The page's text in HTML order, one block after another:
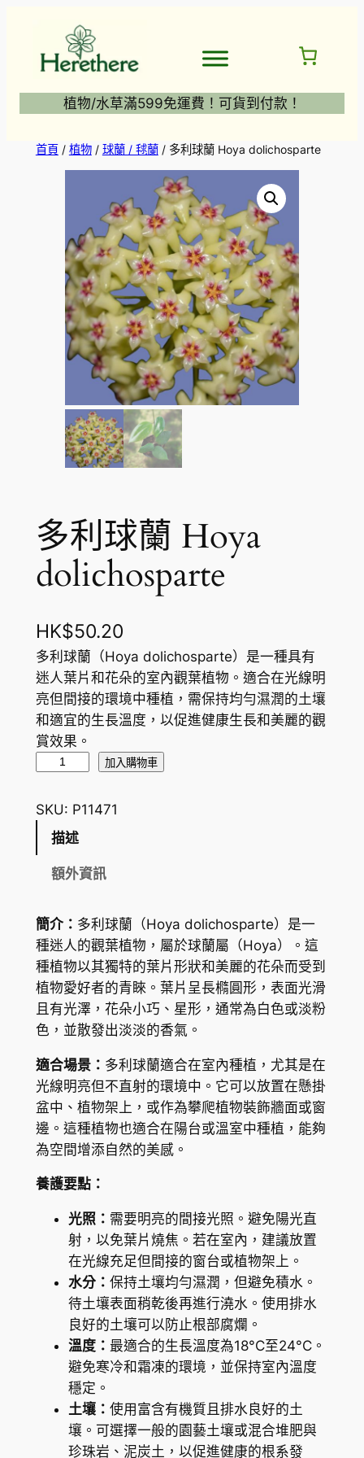
植物/水草滿599免運費！可貨到付款！
首頁/ 植物/ 球蘭 / 毬蘭/ 多利球蘭 Hoya dolichosparte
多利球蘭 Hoya
dolichosparte
HK$50.20
多利球蘭（Hoya dolichosparte）是一種具有
迷人葉片和花朵的室內觀葉植物。適合在光線明
亮但間接的環境中種植，需保持均勻濕潤的土壤
和適宜的生長溫度，以促進健康生長和美麗的觀
賞效果。
球
蘭
d
o
l
i
c
h
o
s
p
a
r
e
加入購物車
SKU: P11471
描述
額外資訊
簡介： 多利球蘭（Hoya dolichosparte）是一
種迷人的觀葉植物，屬於球蘭屬（Hoya）。這
種植物以其獨特的葉片形狀和美麗的花朵而受到
植物愛好者的青睞。葉片呈長橢圓形，表面光滑
且有光澤，花朵小巧、星形，通常為白色或淡粉
色，並散發出淡淡的香氣。
適合場景： 多利球蘭適合在室內種植，尤其是在
光線明亮但不直射的環境中。它可以放置在懸掛
盆中、植物架上，或作為攀爬植物裝飾牆面或窗
邊。這種植物也適合在陽台或溫室中種植，能夠
為空間增添自然的美感。
養護要點：
光照： 需要明亮的間接光照。避免陽光直
射，以免葉片燒焦。若在室內，建議放置
在光線充足但間接的窗台或植物架上。
水分： 保持土壤均勻濕潤，但避免積水。
待土壤表面稍乾後再進行澆水。使用排水
良好的土壤可以防止根部腐爛。
溫度： 最適合的生長溫度為18°C至24°C。
避免寒冷和霜凍的環境，並保持室內溫度
穩定。
土壤： 使用富含有機質且排水良好的土
壤。可選擇一般的園藝土壤或混合堆肥與
珍珠岩、泥炭土，以促進健康的根系發